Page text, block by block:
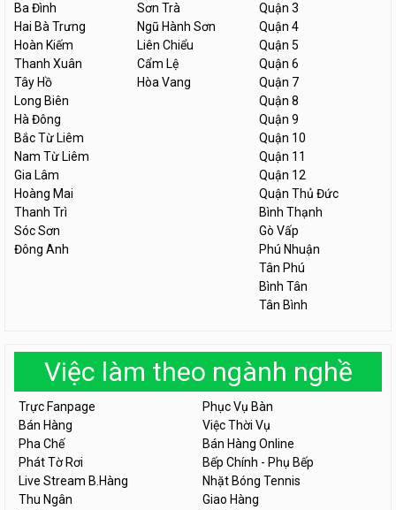
Ba Đình
Hai Bà Trưng
Hoàn Kiếm
Thanh Xuân
Tây Hồ
Long Biên
Hà Đông
Bắc Từ Liêm
Nam Từ Liêm
Gia Lâm
Hoàng Mai
Thanh Trì
Sóc Sơn
Đông Anh
Sơn Trà
Ngũ Hành Sơn
Liên Chiểu
Cẩm Lệ
Hòa Vang
Quận 3
Quận 4
Quận 5
Quận 6
Quận 7
Quận 8
Quận 9
Quận 10
Quận 11
Quận 12
Quận Thủ Đức
Bình Thạnh
Gò Vấp
Phú Nhuận
Tân Phú
Bình Tân
Tân Bình
Việc làm theo ngành nghề
Trực Fanpage
Phục Vụ Bàn
Bán Hàng
Việc Thời Vụ
Pha Chế
Bán Hàng Online
Phát Tờ Rơi
Bếp Chính - Phụ Bếp
Live Stream B.Hàng
Nhặt Bóng Tennis
Thu Ngân
Giao Hàng